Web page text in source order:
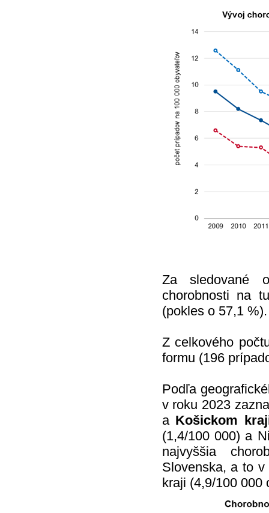
Za sledované
chorobnosti na
(pokles o 57,1 %).
Z celkového
formu (196
Podľa
v roku 2023
a Košickom
(1,4/100 000) a
najvyššia
Slovenska, a to
kraji (4,9/100 000